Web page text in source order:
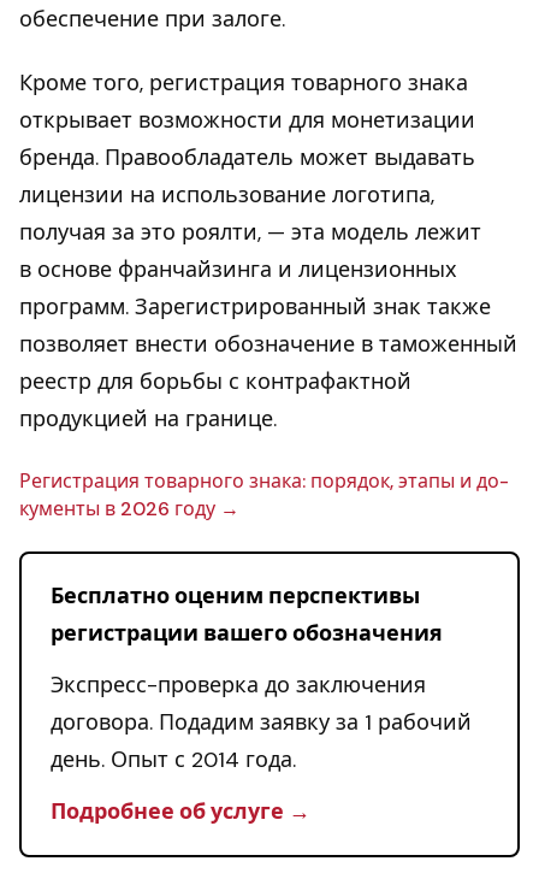
обеспечение при залоге.
Кроме того, регистрация товарного знака
открывает возможности для монетизации
бренда. Правообладатель может выдавать
лицензии на использование логотипа,
получая за это роялти, — эта модель лежит
в основе франчайзинга и лицензионных
программ. Зарегистрированный знак также
позволяет внести обозначение в таможенный
реестр для борьбы с контрафактной
продукцией на границе.
Ре­ги­стра­ция то­вар­но­го знака: порядок, этапы и до­
ку­мен­ты в 2026 году
Бесплатно оценим перспективы
регистрации вашего обозначения
Экспресс-проверка до заключения
договора. Подадим заявку за 1 рабочий
день. Опыт с 2014 года.
Подробнее об услуге →